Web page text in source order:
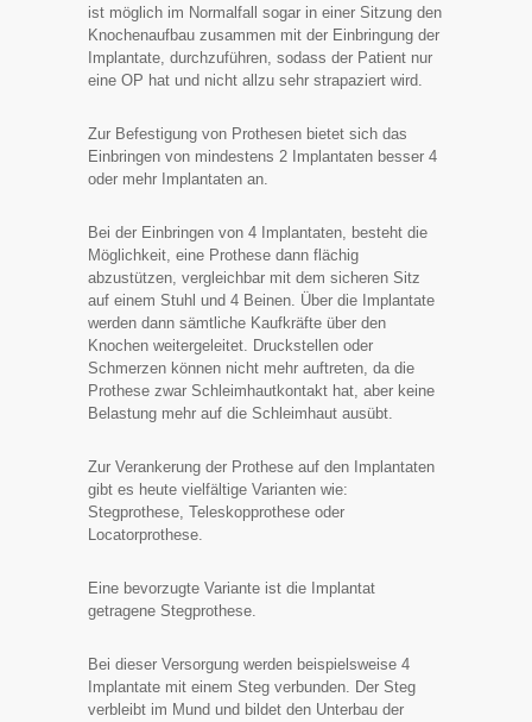
ist möglich im Normalfall sogar in einer Sitzung den
Knochenaufbau zusammen mit der Einbringung der
Implantate, durchzuführen, sodass der Patient nur
eine OP hat und nicht allzu sehr strapaziert wird.
Zur Befestigung von Prothesen bietet sich das
Einbringen von mindestens 2 Implantaten besser 4
oder mehr Implantaten an.
Bei der Einbringen von 4 Implantaten, besteht die
Möglichkeit, eine Prothese dann flächig
abzustützen, vergleichbar mit dem sicheren Sitz
auf einem Stuhl und 4 Beinen. Über die Implantate
werden dann sämtliche Kaufkräfte über den
Knochen weitergeleitet. Druckstellen oder
Schmerzen können nicht mehr auftreten, da die
Prothese zwar Schleimhautkontakt hat, aber keine
Belastung mehr auf die Schleimhaut ausübt.
Zur Verankerung der Prothese auf den Implantaten
gibt es heute vielfältige Varianten wie:
Stegprothese, Teleskopprothese oder
Locatorprothese.
Eine bevorzugte Variante ist die Implantat
getragene Stegprothese.
Bei dieser Versorgung werden beispielsweise 4
Implantate mit einem Steg verbunden. Der Steg
verbleibt im Mund und bildet den Unterbau der